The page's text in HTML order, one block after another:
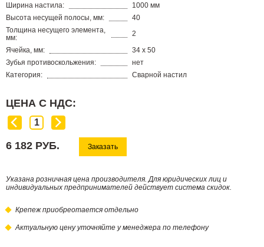
Ширина настила:
1000 мм
Высота несущей полосы, мм:
40
Толщина несущего элемента,
мм:
2
Ячейка, мм:
34 х 50
Зубья противоскольжения:
нет
Категория:
Сварной настил
ЦЕНА С НДС:
6 182 РУБ. Заказать
Указана розничная цена производителя. Для юридических лиц и
индивидуальных предпринимателей действует система скидок.
Крепеж приобреотается отдельно
Актуальную цену уточняйте у менеджера по телефону